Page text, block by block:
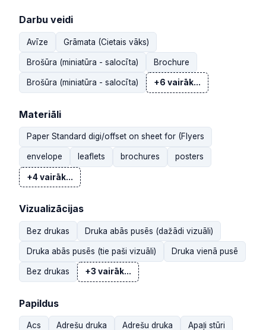
Darbu veidi
Avīze Grāmata (Cietais vāks)
Brošūra (miniatūra - salocīta) Brochure
Brošūra (miniatūra - salocīta) +6 vairāk...
Materiāli
Paper Standard digi/offset on sheet for (Flyers
envelope leaflets brochures posters
+4 vairāk...
Vizualizācijas
Bez drukas Druka abās pusēs (dažādi vizuāli)
Druka abās pusēs (tie paši vizuāli) Druka vienā pusē
Bez drukas +3 vairāk...
Papildus
Acs Adrešu druka Adrešu druka Apaļi stūri